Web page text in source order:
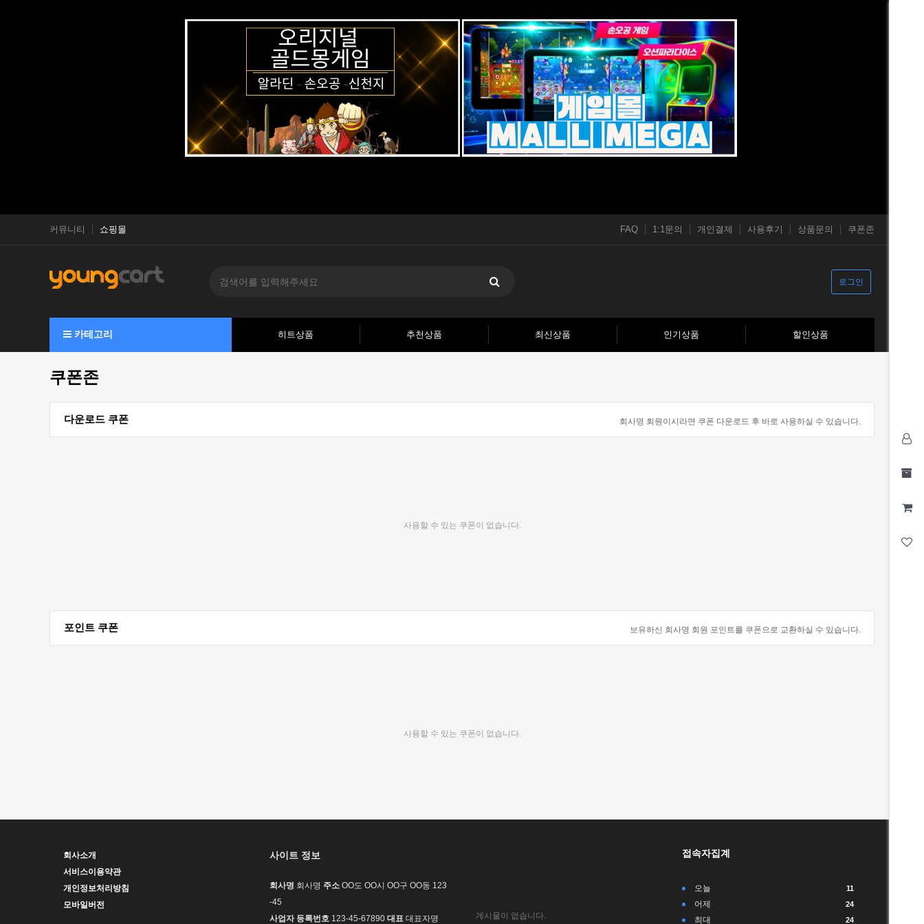
커뮤니티 쇼핑몰 FAQ 1:1문의 개인결제 사용후기 상품문의 쿠폰존
로그인
카테고리 히트상품 추천상품 최신상품 인기상품 할인상품
쿠폰존
다운로드 쿠폰 회사명 회원이시라면 쿠폰 다운로드 후 바로 사용하실 수 있습니다.
사용할 수 있는 쿠폰이 없습니다.
포인트 쿠폰 보유하신 회사명 회원 포인트를 쿠폰으로 교환하실 수 있습니다.
사용할 수 있는 쿠폰이 없습니다.
회사소개
서비스이용약관
개인정보처리방침
모바일버전
사이트 정보
회사명 회사명 주소 OO도 OO시 OO구 OO동 123
-45
사업자 등록번호 123-45-67890 대표 대표자명 게시물이 없습니다.
접속자집계
오늘 11
어제 24
최대 24